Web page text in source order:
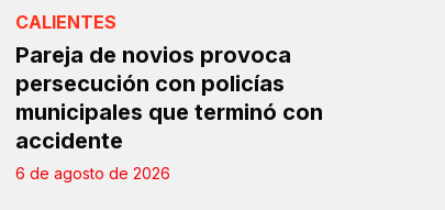
CALIENTES
Pareja de novios provoca
persecución con policías
municipales que terminó con
accidente
6 de agosto de 2026